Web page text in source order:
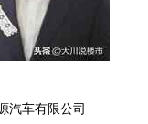
汽车有限公司